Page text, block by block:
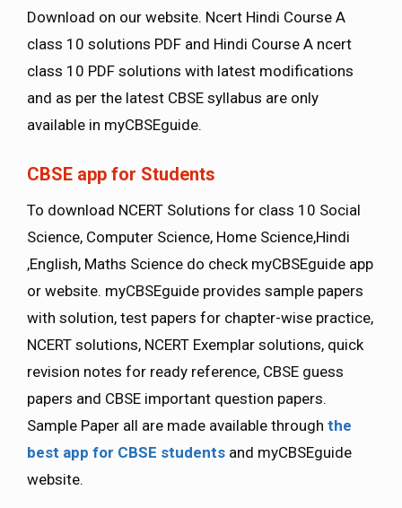
Download on our website. Ncert Hindi Course A
class 10 solutions PDF and Hindi Course A ncert
class 10 PDF solutions with latest modifications
and as per the latest CBSE syllabus are only
available in myCBSEguide.
CBSE app for Students
To download NCERT Solutions for class 10 Social
Science, Computer Science, Home Science,Hindi
,English, Maths Science do check myCBSEguide app
or website. myCBSEguide provides sample papers
with solution, test papers for chapter-wise practice,
NCERT solutions, NCERT Exemplar solutions, quick
revision notes for ready reference, CBSE guess
papers and CBSE important question papers.
Sample Paper all are made available through the
best app for CBSE students and myCBSEguide
website.